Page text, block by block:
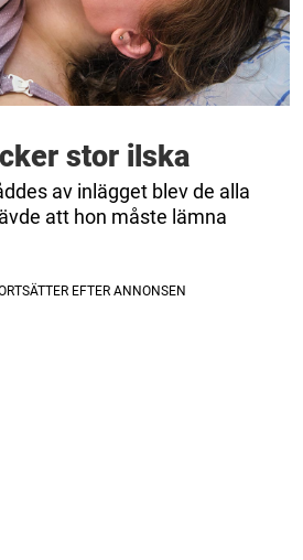
stor ilska
av inlägget blev de alla
att hon måste lämna